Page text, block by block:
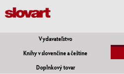
Vydavateľstvo
Knihy v slovenčine a češtine
Doplnkový tovar